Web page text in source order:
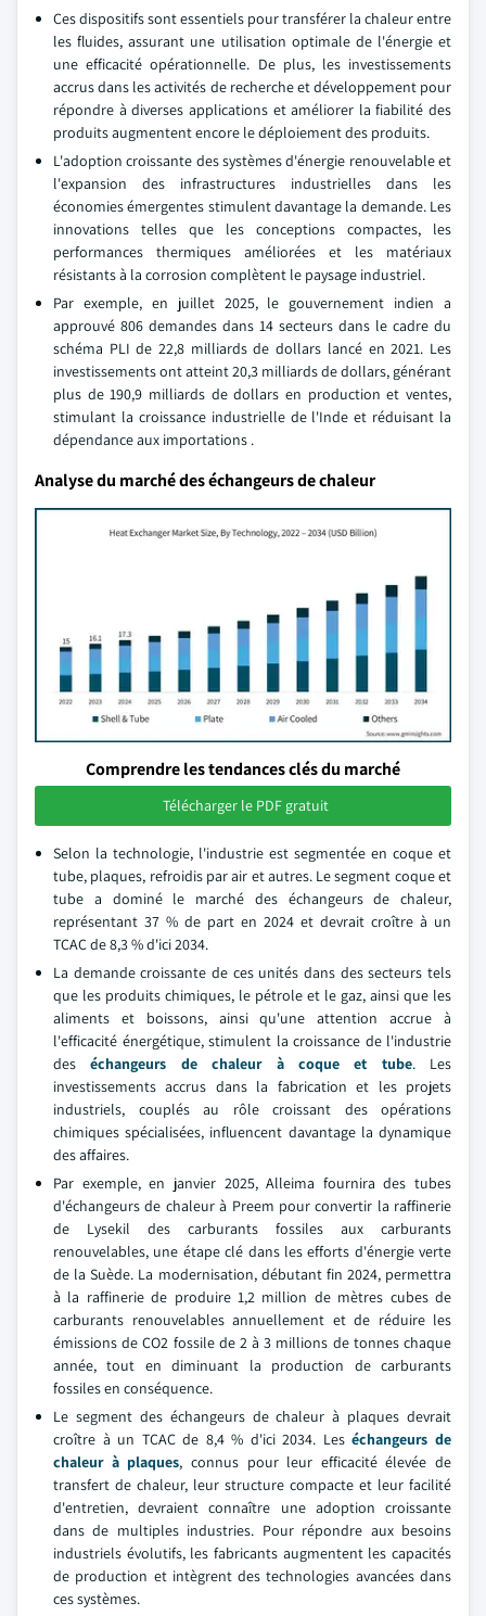
Ces dispositifs sont essentiels pour transférer la chaleur entre
les fluides, assurant une utilisation optimale de l'énergie et
une efficacité opérationnelle. De plus, les investissements
accrus dans les activités de recherche et développement pour
répondre à diverses applications et améliorer la fiabilité des
produits augmentent encore le déploiement des produits.
L'adoption croissante des systèmes d'énergie renouvelable et
l'expansion des infrastructures industrielles dans les
économies émergentes stimulent davantage la demande. Les
innovations telles que les conceptions compactes, les
performances thermiques améliorées et les matériaux
résistants à la corrosion complètent le paysage industriel.
Par exemple, en juillet 2025, le gouvernement indien a
approuvé 806 demandes dans 14 secteurs dans le cadre du
schéma PLI de 22,8 milliards de dollars lancé en 2021. Les
investissements ont atteint 20,3 milliards de dollars, générant
plus de 190,9 milliards de dollars en production et ventes,
stimulant la croissance industrielle de l'Inde et réduisant la
dépendance aux importations .
Analyse du marché des échangeurs de chaleur
Comprendre les tendances clés du marché
Télécharger le PDF gratuit
Selon la technologie, l'industrie est segmentée en coque et
tube, plaques, refroidis par air et autres. Le segment coque et
tube a dominé le marché des échangeurs de chaleur,
représentant 37 % de part en 2024 et devrait croître à un
TCAC de 8,3 % d'ici 2034.
La demande croissante de ces unités dans des secteurs tels
que les produits chimiques, le pétrole et le gaz, ainsi que les
aliments et boissons, ainsi qu'une attention accrue à
l'efficacité énergétique, stimulent la croissance de l'industrie
deséchangeurs de chaleur à coque et tube. Les
investissements accrus dans la fabrication et les projets
industriels, couplés au rôle croissant des opérations
chimiques spécialisées, influencent davantage la dynamique
des affaires.
Par exemple, en janvier 2025, Alleima fournira des tubes
d'échangeurs de chaleur à Preem pour convertir la raffinerie
de Lysekil des carburants fossiles aux carburants
renouvelables, une étape clé dans les efforts d'énergie verte
de la Suède. La modernisation, débutant fin 2024, permettra
à la raffinerie de produire 1,2 million de mètres cubes de
carburants renouvelables annuellement et de réduire les
émissions de CO2 fossile de 2 à 3 millions de tonnes chaque
année, tout en diminuant la production de carburants
fossiles en conséquence.
Le segment des échangeurs de chaleur à plaques devrait
croître à un TCAC de 8,4 % d'ici 2034. Leséchangeurs de
chaleur à plaques, connus pour leur efficacité élevée de
transfert de chaleur, leur structure compacte et leur facilité
d'entretien, devraient connaître une adoption croissante
dans de multiples industries. Pour répondre aux besoins
industriels évolutifs, les fabricants augmentent les capacités
de production et intègrent des technologies avancées dans
ces systèmes.